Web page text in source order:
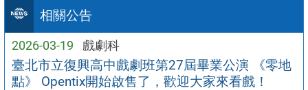
相關公告
2026-03-19 戲劇科
臺北市立復興高中戲劇班第27屆畢業公演 《零地
點》 Opentix開始啟售了，歡迎大家來看戲！